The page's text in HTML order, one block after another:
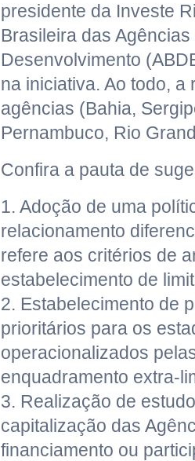
presidente da Investe
Brasileira das
Desenvolvimento
na iniciativa. Ao todo, a
agências (Bahia,
Pernambuco, Rio
Confira a pauta de
1. Adoção de uma
relacionamento
refere aos critérios de
estabelecimento de
2. Estabelecimento de
prioritários para os
operacionalizados
enquadramento extra-
3. Realização de
capitalização das
financiamento ou